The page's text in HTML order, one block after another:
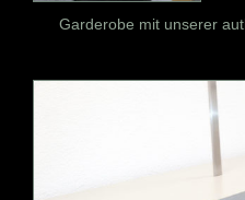
Garderobe mit unserer